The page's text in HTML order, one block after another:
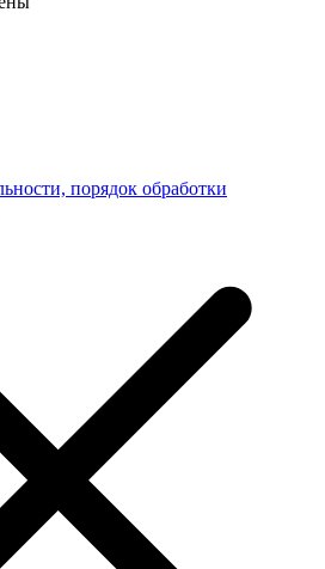
порядок обработки